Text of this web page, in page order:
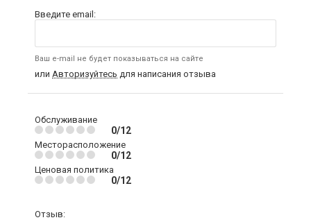
Введите email:
Ваш e-mail не будет показываться на сайте
или Авторизуйтесь для написания отзыва
Обслуживание
0/12
Месторасположение
0/12
Ценовая политика
0/12
Отзыв: